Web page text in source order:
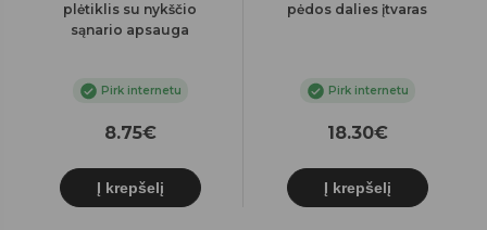
plėtiklis su nykščio
sąnario apsauga
Pirk internetu
8.75€
Į krepšelį
pėdos dalies įtvaras
Pirk internetu
18.30€
Į krepšelį